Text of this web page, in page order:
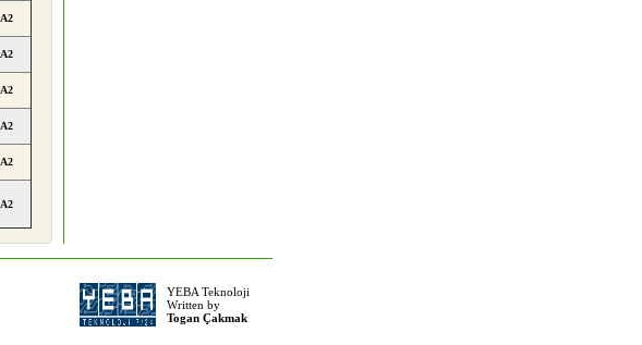
A2
A2
A2
A2
A2
A2
YEBA Teknoloji
Written by
Togan Çakmak